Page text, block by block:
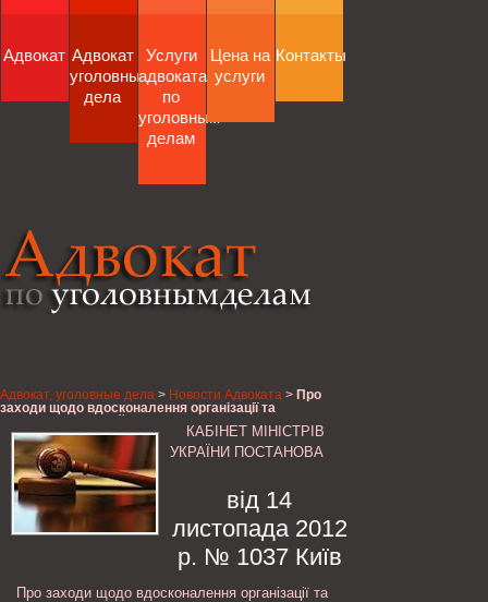
Адвокат Адвокат
уголовные
дела
Услуги
адвоката
по
уголовным
делам
Цена на
услуги
Контакты
Адвокат, уголовные дела > Новости Адвоката > Про
заходи щодо вдосконалення організації та
проведення авіаційних робіт з пошуку і рятування,
Кабінет Міністрів України
КАБІНЕТ МІНІСТРІВ
УКРАЇНИ ПОСТАНОВА
від 14
листопада 2012
р. № 1037 Київ
Про заходи щодо вдосконалення організації та